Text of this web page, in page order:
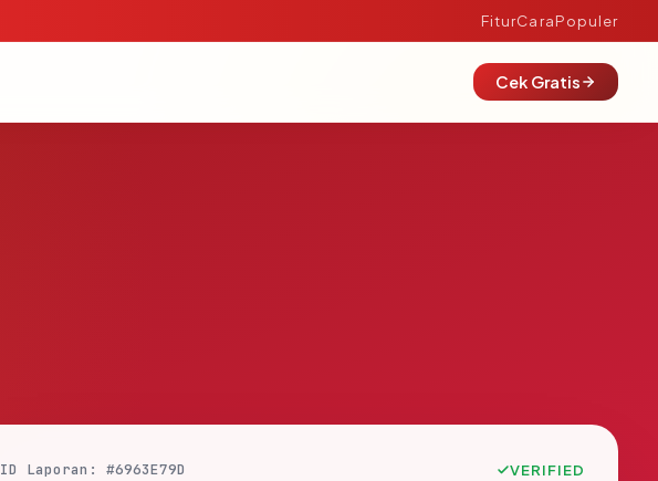
FiturCaraPopuler
Cek Gratis
ID Laporan: #6963E79D VERIFIED